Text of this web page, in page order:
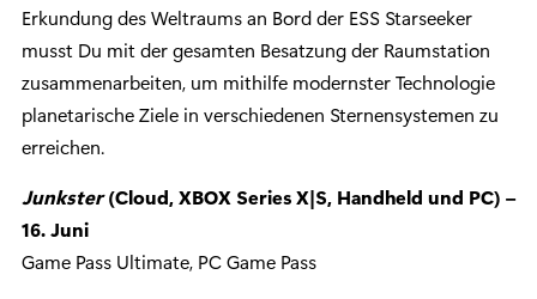
Erkundung des Weltraums an Bord der ESS Starseeker
musst Du mit der gesamten Besatzung der Raumstation
zusammenarbeiten, um mithilfe modernster Technologie
planetarische Ziele in verschiedenen Sternensystemen zu
erreichen.
Junkster(Cloud, XBOX Series X|S, Handheld und PC) –
16. Juni
Game Pass Ultimate, PC Game Pass